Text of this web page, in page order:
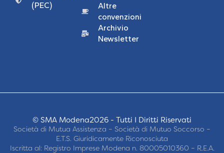
(PEC)
Altre
convenzioni
Archivio
Newsletter
© SMA Modena2026 - Tutti I Diritti Riservati
Società di Mutua Assistenza – Società di Mutuo Soccorso –
E.T.S. Giuridicamente Riconosciuta
Iscritta al: Registro Imprese Modena n. 80005010360 – R.E.A.